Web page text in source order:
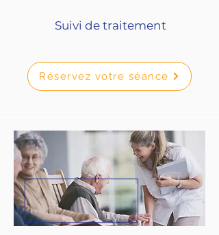
Suivi de traitement
Réservez votre séance